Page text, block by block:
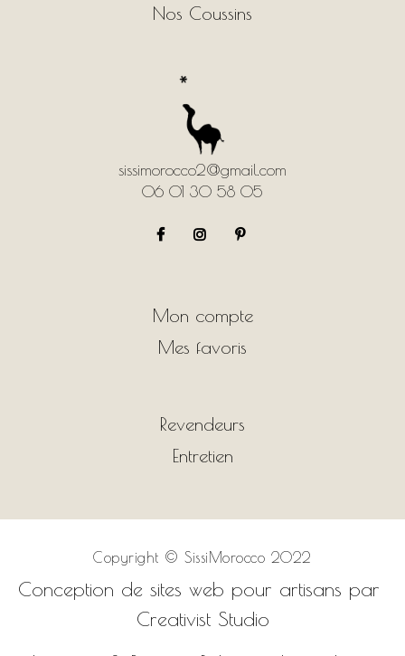
Nos Coussins
sissimorocco2@gmail.com
06 01 30 58 05
Mon compte
Mes favoris
Revendeurs
Entretien
Copyright ©SissiMorocco 2022
Conception de sites web pour artisans par
Creativist Studio